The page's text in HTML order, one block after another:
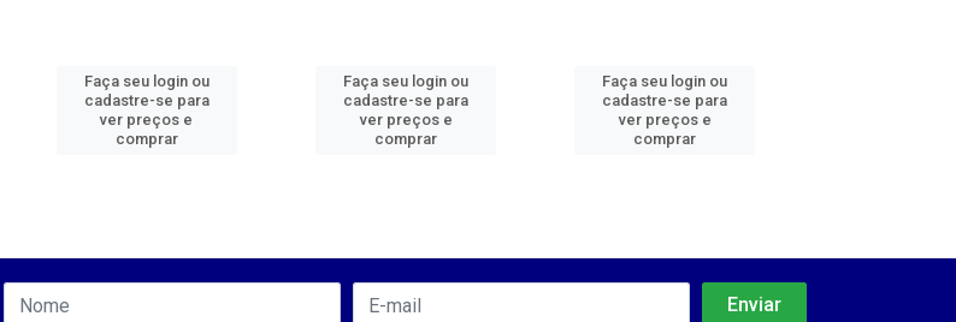
Faça seu login ou
cadastre-se para
ver preços e
comprar
Faça seu login ou
cadastre-se para
ver preços e
comprar
Faça seu login ou
cadastre-se para
ver preços e
comprar